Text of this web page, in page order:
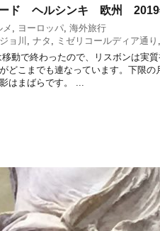
ド ヘルシンキ 欧州 2019
メ , ヨーロッパ, 海外旅行
ョ川 , ナタ , ミゼリコールディア通り ,
動で終わったので、リスボンは実
どこまでも連なっています。下限
はまばらです。 ...